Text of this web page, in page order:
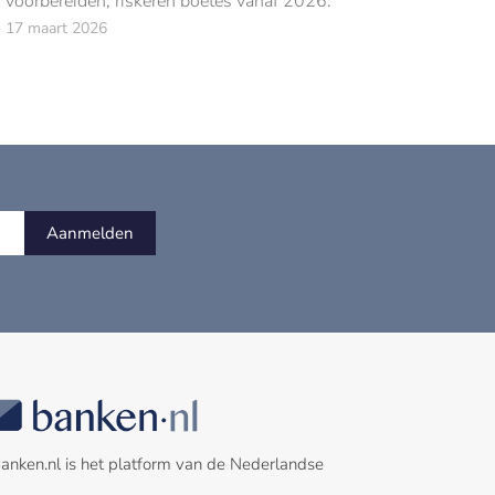
17 maart 2026
Aanmelden
is het platform van de Nederlandse